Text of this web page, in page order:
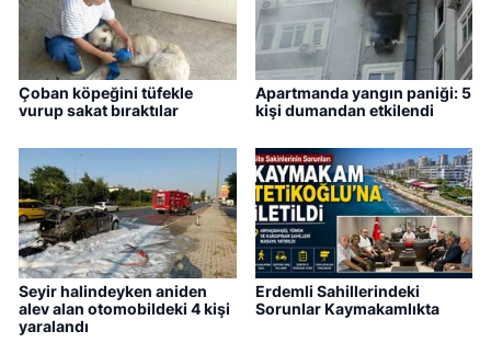
Çoban köpeğini tüfekle
vurup sakat bıraktılar
Apartmanda yangın paniği: 5
kişi dumandan etkilendi
Seyir halindeyken aniden
alev alan otomobildeki 4 kişi
yaralandı
Erdemli Sahillerindeki
Sorunlar Kaymakamlıkta